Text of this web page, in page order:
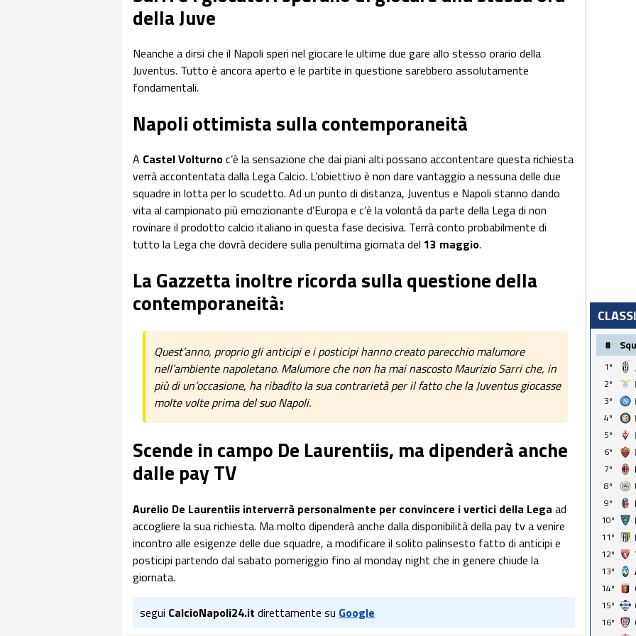
della Juve
Neanche a dirsi che il Napoli speri nel giocare le ultime due gare allo stesso orario della
Juventus. Tutto è ancora aperto e le partite in questione sarebbero assolutamente
fondamentali.
Napoli ottimista sulla contemporaneità
A Castel Volturnoc’è la sensazione che dai piani alti possano accontentare questa richiesta
verrà accontentata dalla Lega Calcio. L’obiettivo è non dare vantaggio a nessuna delle due
squadre in lotta per lo scudetto. Ad un punto di distanza, Juventus e Napoli stanno dando
vita al campionato più emozionante d’Europa e c’è la volontà da parte della Lega di non
rovinare il prodotto calcio italiano in questa fase decisiva. Terrà conto probabilmente di
tutto la Lega che dovrà decidere sulla penultima giornata del 13 maggio.
La Gazzetta inoltre ricorda sulla questione della
contemporaneità:
Quest’anno, proprio gli anticipi e i posticipi hanno creato parecchio malumore
nell’ambiente napoletano. Malumore che non ha mai nascosto Maurizio Sarri che, in
più di un’occasione, ha ribadito la sua contrarietà per il fatto che la Juventus giocasse
molte volte prima del suo Napoli.
Scende in campo De Laurentiis, ma dipenderà anche
dalle pay TV
Aurelio De Laurentiis interverrà personalmente per convincere i vertici della Lega ad
accogliere la sua richiesta. Ma molto dipenderà anche dalla disponibilità della pay tv a venire
incontro alle esigenze delle due squadre, a modificare il solito palinsesto fatto di anticipi e
posticipi partendo dal sabato pomeriggio fino al monday night che in genere chiude la
giornata.
segui CalcioNapoli24.it direttamente su Google
#
1º
2º
3º
4º
5º
6º
7º
8º
9º
10º
11º
12º
13º
14º
15º
16º